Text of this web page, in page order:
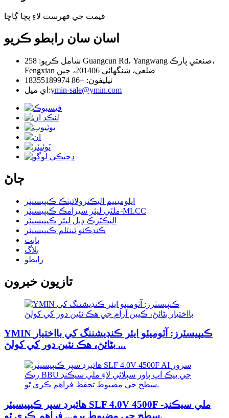
قيمت جي فهرست لاءِ پڇا ڳاڇا
اسان سان رابطو ڪريو
شامل ڪريو: 258 Guangcun Rd، Yangwang صنعتي پارڪ،
Fengxian ضلعي، شنگھائي 201406، چين
ٽيليفون: +86 18355189974
اي ميل:ymin-sale@ymin.com
ڄاڻ
ايلومينيم اليڪٽرولائيٽڪ ڪيپيسيٽر
ملٽي ليئر سيرامڪ ڪيپيسيٽر-MLCC
اليڪٽرڪ ڊبل ليئر ڪيپيسيٽر
ڪنڊڪٽو ٽينٽلم ڪيپيسيٽر
بابت
بلاگ
رابطو
تازيون خبرون
YMIN ڪيپيسٽرز: آٽوميٽو ايئر ڪنڊيشننگ کي بااختيار
بڻائڻ، هڪ نئين دور کي کولڻ ...
هائبرڊ سپر ڪيپيسيٽر SLF 4.0V 4500F ملي سيڪنڊ-
سطح جي مضبوط پرو... فراهم ڪري ٿو.